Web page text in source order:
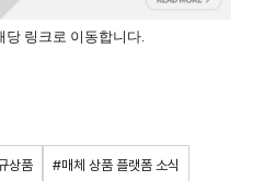
링크로 이동합니다.
상품 #매체 상품 플랫폼 소식